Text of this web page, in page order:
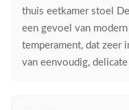
thuis eetkamer stoel
een gevoel van
temperament, dat zeer
van eenvoudig,